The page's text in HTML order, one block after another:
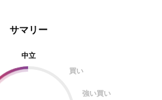
サマリー
中立
買い
強い買い